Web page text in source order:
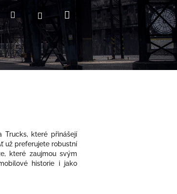
HledatPřihlášeníNákupní
košík
Trucks, které přinášejí
už preferujete robustní
které zaujmou svým
historie i jako